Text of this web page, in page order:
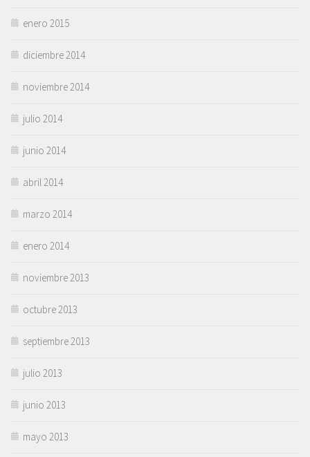
enero 2015
diciembre 2014
noviembre 2014
julio 2014
junio 2014
abril 2014
marzo 2014
enero 2014
noviembre 2013
octubre 2013
septiembre 2013
julio 2013
junio 2013
mayo 2013